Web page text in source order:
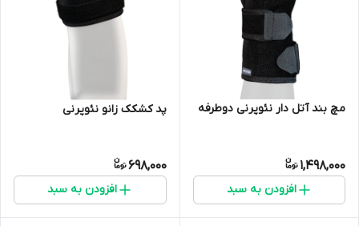
مچ بند آتل دار نئوپرنی دوطرفه
1,498,000
افزودن به سبد
پد کشکک زانو نئوپرنی
698,000
افزودن به سبد